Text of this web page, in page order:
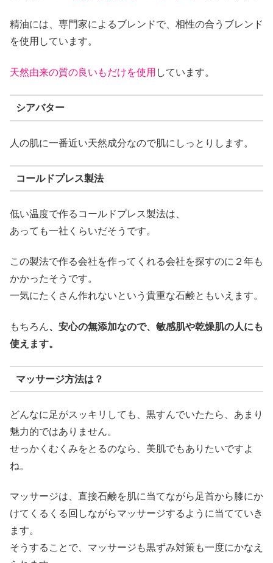
精油には、専門家によるブレンドで、相性の合うブレンド
を使用しています。
天然由来の質の良いもだけを使用 しています。
シアバター
人の肌に一番近い天然成分なので肌にしっとりします。
コールドプレス製法
低い温度で作るコールドプレス製法は、
あっても一社くらいだそうです。
この製法で作る会社を作ってくれる会社を探すのに２年も
かかったそうです。
一気にたくさん作れないという貴重な石鹸ともいえます。
もちろん、安心の無添加なので、敏感肌や乾燥肌の人にも
使えます。
マッサージ方法は？
どんなに足がスッキリしても、黒すんでいたたら、あまり
魅力的ではありません。
せっかくむくみをとるのなら、美肌でもありたいですよ
ね。
マッサージは、直接石鹸を肌に当てながら足首から膝にか
けてくるくる回しながらマッサージするように当てていき
ます。
そうすることで、マッサージも黒ずみ対策も一度にかなえ